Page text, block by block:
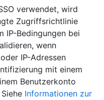
verwendet, wird
Zugriffsrichtlinie
IP-Bedingungen bei
wenn
IP-Adressen
mit einem
Benutzerkonto
Informationen zur